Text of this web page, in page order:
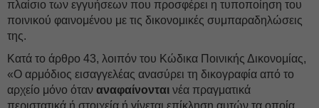
πλαίσιο των εγγυήσεων που προσφέρει η τυποποίηση του
ποινικού φαινομένου με τις δικονομικές συμπαραδηλώσεις
της.
Κατά το άρθρο 43, λοιπόν του Κώδικα Ποινικής Δικονομίας,
«Ο αρμόδιος εισαγγελέας ανασύρει τη δικογραφία από το
αρχείο μόνο όταν αναφαίνονται νέα πραγματικά
περιστατικά ή στοιχεία ή γίνεται επίκληση αυτών τα οποία